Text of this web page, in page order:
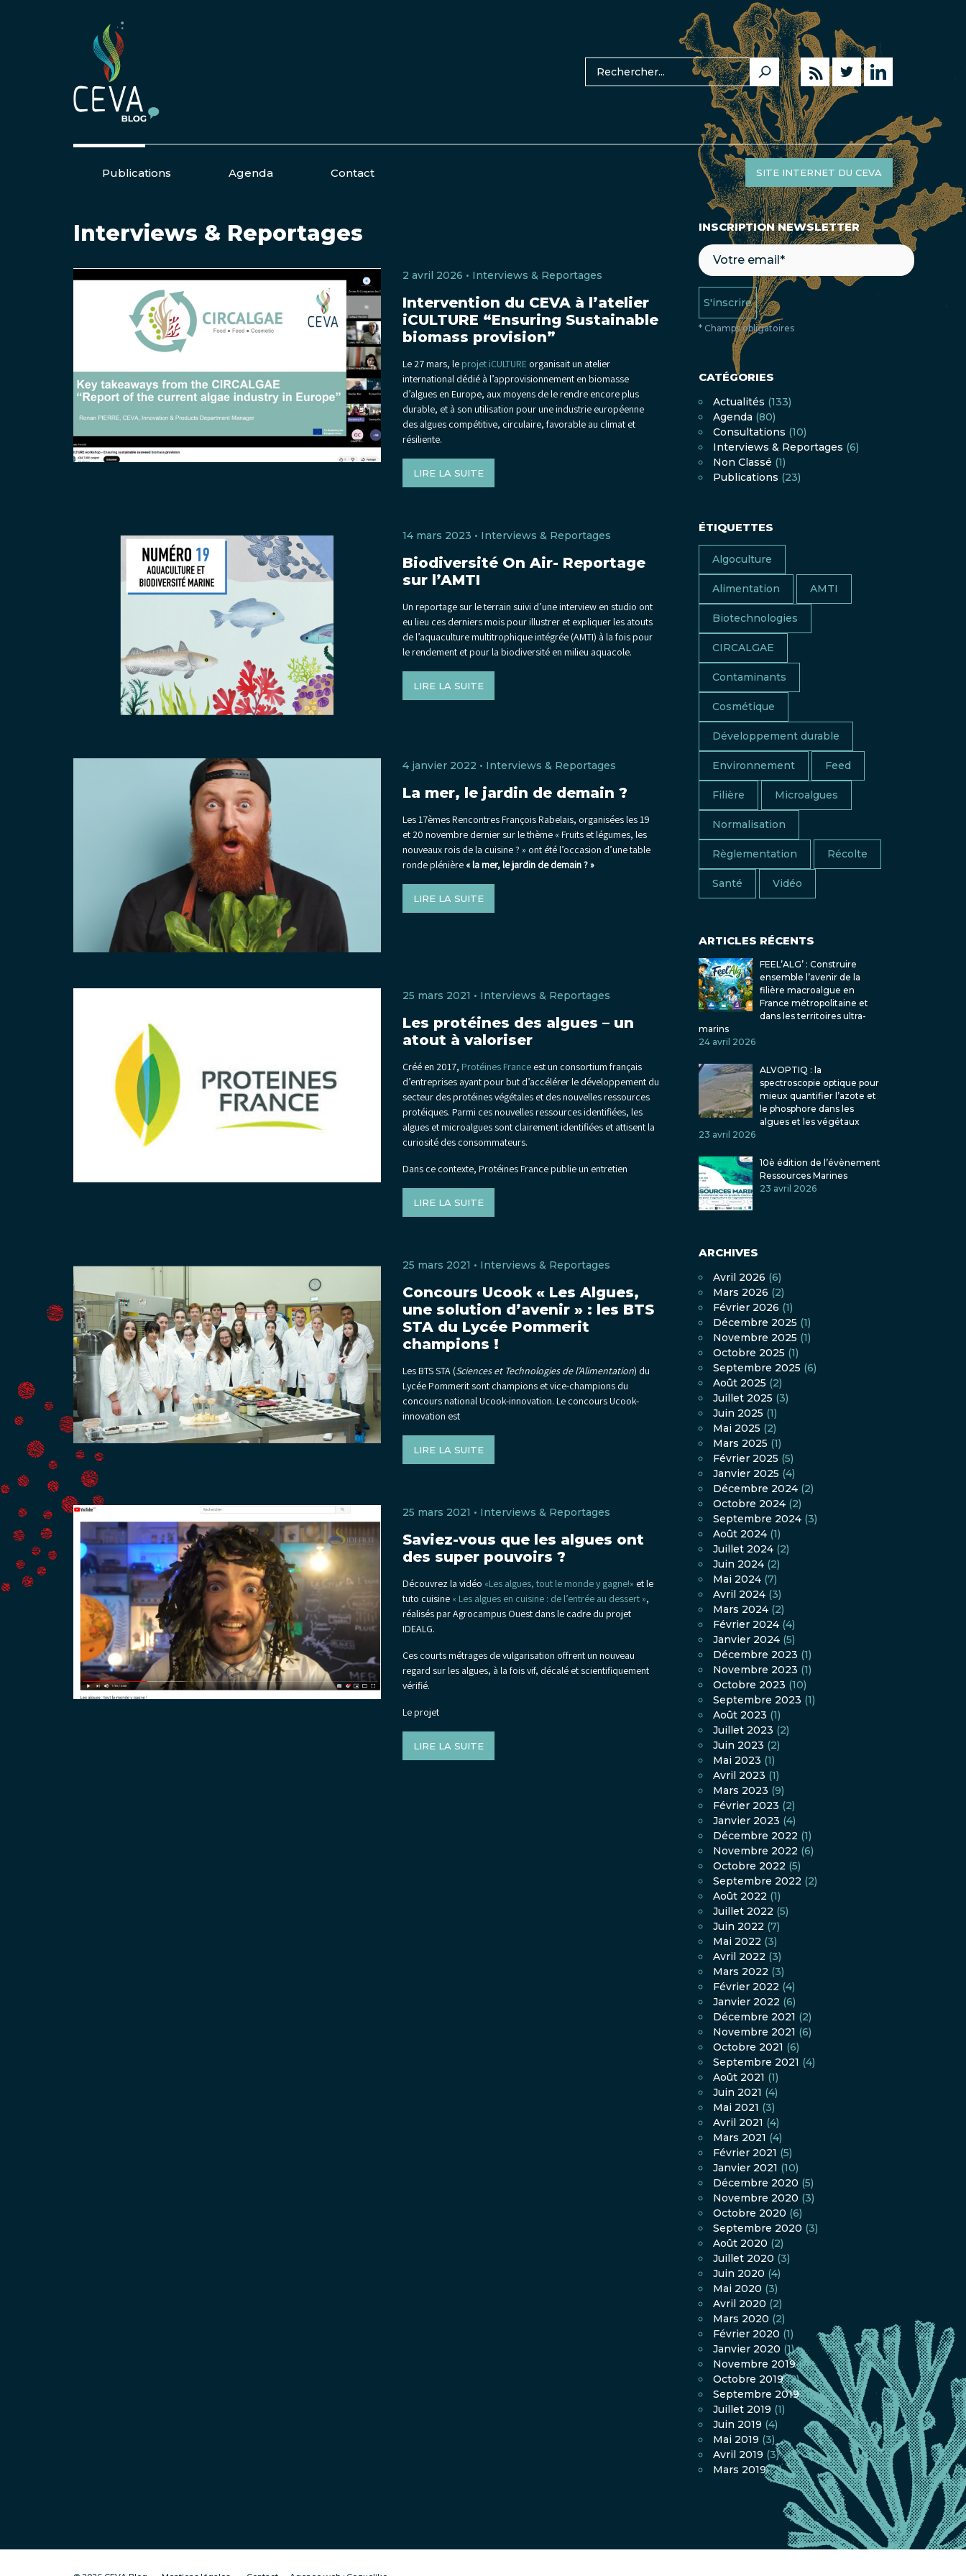
Publications Agenda Contact SITE INTERNET DU CEVA
Interviews & Reportages
2 avril 2026 • Interviews & Reportages
Intervention du CEVA à l’atelier
iCULTURE “Ensuring Sustainable
biomass provision”
Le 27 mars, le projet iCULTUREorganisait un atelier
international dédié à l’approvisionnement en biomasse
d’algues en Europe, aux moyens de le rendre encore plus
durable, et à son utilisation pour une industrie européenne
des algues compétitive, circulaire, favorable au climat et
résiliente.
LIRE LA SUITE
14 mars 2023 • Interviews & Reportages
Biodiversité On Air- Reportage
sur l’AMTI
Un reportage sur le terrain suivi d’une interview en studio ont
eu lieu ces derniers mois pour illustrer et expliquer les atouts
de l’aquaculture multitrophique intégrée (AMTI) à la fois pour
le rendement et pour la biodiversité en milieu aquacole.
LIRE LA SUITE
4 janvier 2022 • Interviews & Reportages
La mer, le jardin de demain ?
Les 17èmes Rencontres François Rabelais, organisées les 19
et 20 novembre dernier sur le thème « Fruits et légumes, les
nouveaux rois de la cuisine ? » ont été l’occasion d’une table
ronde plénière « la mer, le jardin de demain ? »
LIRE LA SUITE
25 mars 2021 • Interviews & Reportages
Les protéines des algues – un
atout à valoriser
Créé en 2017, Protéines Franceest un consortium français
d’entreprises ayant pour but d’accélérer le développement du
secteur des protéines végétales et des nouvelles ressources
protéiques. Parmi ces nouvelles ressources identifiées, les
algues et microalgues sont clairement identifiées et attisent la
curiosité des consommateurs.
Dans ce contexte, Protéines France publie un entretien
LIRE LA SUITE
25 mars 2021 • Interviews & Reportages
Concours Ucook « Les Algues,
une solution d’avenir » : les BTS
STA du Lycée Pommerit
champions !
Les BTS STA (Sciences et Technologies de l’Alimentation) du
Lycée Pommerit sont champions et vice-champions du
concours national Ucook-innovation. Le concours Ucook-
innovation est
LIRE LA SUITE
25 mars 2021 • Interviews & Reportages
Saviez-vous que les algues ont
des super pouvoirs ?
Découvrez la vidéo «Les algues, tout le monde y gagne!» et le
tuto cuisine « Les algues en cuisine : de l’entrée au dessert »,
réalisés par Agrocampus Ouest dans le cadre du projet
IDEALG.
Ces courts métrages de vulgarisation offrent un nouveau
regard sur les algues, à la fois vif, décalé et scientifiquement
vérifié.
Le projet
LIRE LA SUITE
INSCRIPTION NEWSLETTER
S'inscrire
* Champs obligatoires
CATÉGORIES
Actualités (133)
Agenda (80)
Consultations (10)
Interviews & Reportages (6)
Non Classé (1)
Publications (23)
ÉTIQUETTES
Algoculture
Alimentation AMTI
Biotechnologies
CIRCALGAE
Contaminants
Cosmétique
Développement durable
Environnement Feed
Filière Microalgues
Normalisation
Règlementation Récolte
Santé Vidéo
ARTICLES RÉCENTS
FEEL’ALG’ : Construire
ensemble l’avenir de la
filière macroalgue en
France métropolitaine et
dans les territoires ultra-
marins
24 avril 2026
ALVOPTIQ : la
spectroscopie optique pour
mieux quantifier l’azote et
le phosphore dans les
algues et les végétaux
23 avril 2026
10è édition de l’évènement
Ressources Marines
23 avril 2026
ARCHIVES
Avril 2026 (6)
Mars 2026 (2)
Février 2026 (1)
Décembre 2025 (1)
Novembre 2025 (1)
Octobre 2025 (1)
Septembre 2025 (6)
Août 2025 (2)
Juillet 2025 (3)
Juin 2025 (1)
Mai 2025 (2)
Mars 2025 (1)
Février 2025 (5)
Janvier 2025 (4)
Décembre 2024 (2)
Octobre 2024 (2)
Septembre 2024 (3)
Août 2024 (1)
Juillet 2024 (2)
Juin 2024 (2)
Mai 2024 (7)
Avril 2024 (3)
Mars 2024 (2)
Février 2024 (4)
Janvier 2024 (5)
Décembre 2023 (1)
Novembre 2023 (1)
Octobre 2023 (10)
Septembre 2023 (1)
Août 2023 (1)
Juillet 2023 (2)
Juin 2023 (2)
Mai 2023 (1)
Avril 2023 (1)
Mars 2023 (9)
Février 2023 (2)
Janvier 2023 (4)
Décembre 2022 (1)
Novembre 2022 (6)
Octobre 2022 (5)
Septembre 2022 (2)
Août 2022 (1)
Juillet 2022 (5)
Juin 2022 (7)
Mai 2022 (3)
Avril 2022 (3)
Mars 2022 (3)
Février 2022 (4)
Janvier 2022 (6)
Décembre 2021 (2)
Novembre 2021 (6)
Octobre 2021 (6)
Septembre 2021 (4)
Août 2021 (1)
Juin 2021 (4)
Mai 2021 (3)
Avril 2021 (4)
Mars 2021 (4)
Février 2021 (5)
Janvier 2021 (10)
Décembre 2020 (5)
Novembre 2020 (3)
Octobre 2020 (6)
Septembre 2020 (3)
Août 2020 (2)
Juillet 2020 (3)
Juin 2020 (4)
Mai 2020 (3)
Avril 2020 (2)
Mars 2020 (2)
Février 2020 (1)
Janvier 2020 (1)
Novembre 2019(1)
Octobre 2019(2)
Septembre 2019(2)
Juillet 2019 (1)
Juin 2019 (4)
Mai 2019 (3)
Avril 2019 (3)
Mars 2019(2)